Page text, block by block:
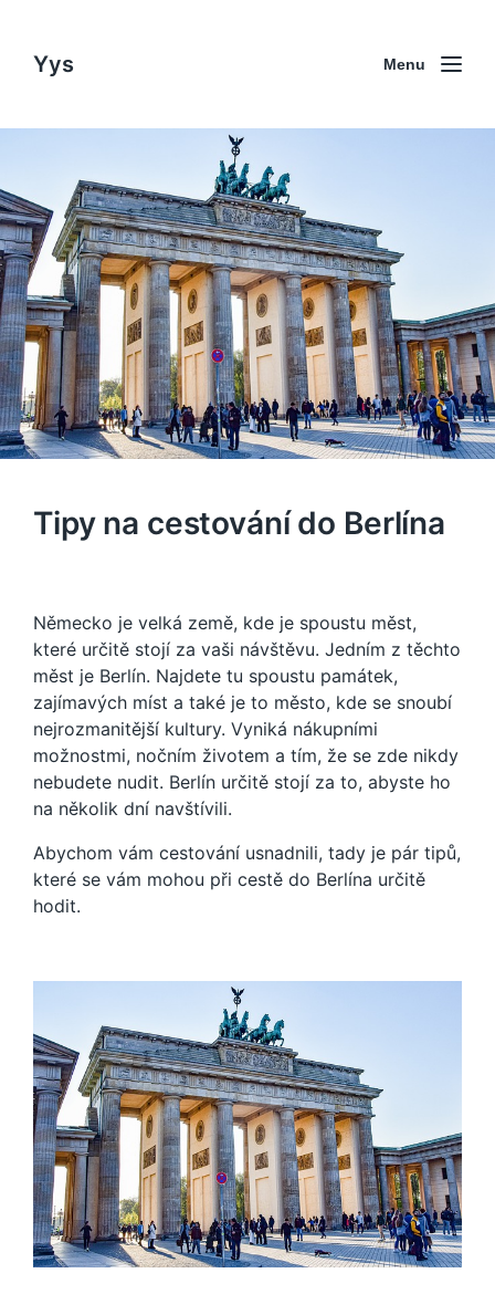
Yys Menu
Tipy na cestování do Berlína
Německo je velká země, kde je spoustu měst,
které určitě stojí za vaši návštěvu. Jedním z těchto
měst je Berlín. Najdete tu spoustu památek,
zajímavých míst a také je to město, kde se snoubí
nejrozmanitější kultury. Vyniká nákupními
možnostmi, nočním životem a tím, že se zde nikdy
nebudete nudit. Berlín určitě stojí za to, abyste ho
na několik dní navštívili.
Abychom vám cestování usnadnili, tady je pár tipů,
které se vám mohou při cestě do Berlína určitě
hodit.